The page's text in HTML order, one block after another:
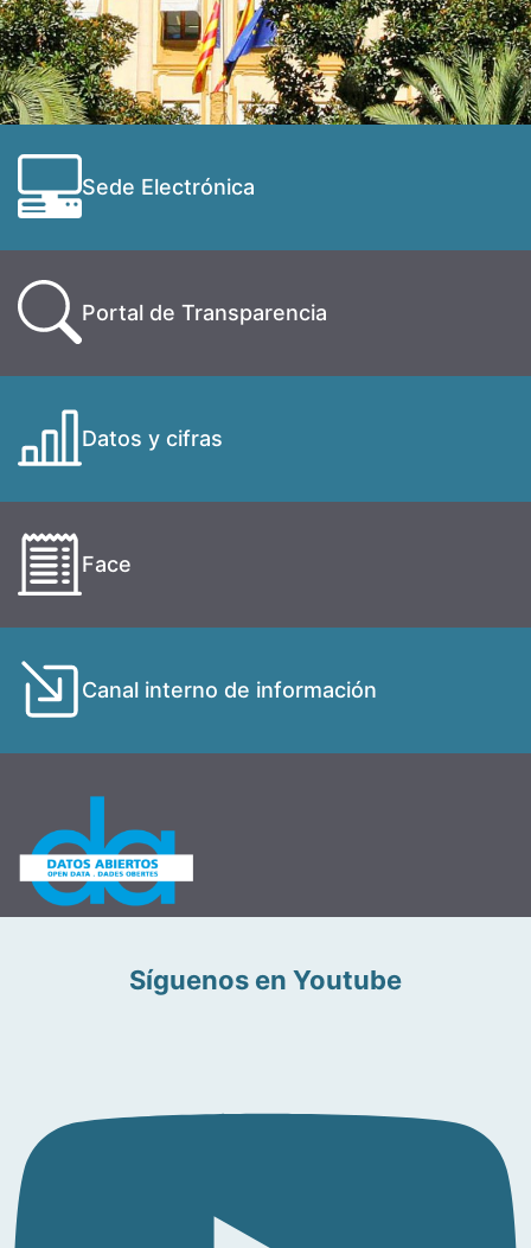
Sede Electrónica
Portal de Transparencia
Datos y cifras
Face
Canal interno de información
Síguenos en Youtube